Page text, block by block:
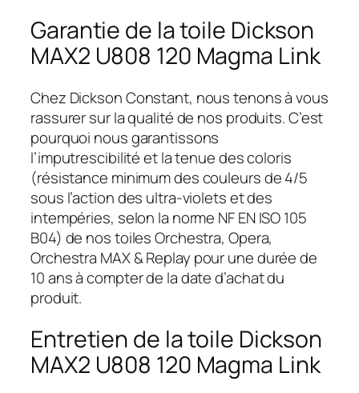
Garantie de la toile Dickson
MAX2 U808 120 Magma Link
Chez Dickson Constant, nous tenons à vous
rassurer sur la qualité de nos produits. C’est
pourquoi nous garantissons
l’imputrescibilité et la tenue des coloris
(résistance minimum des couleurs de 4/5
sous l’action des ultra-violets et des
intempéries, selon la norme NF EN ISO 105
B04) de nos toiles Orchestra, Opera,
Orchestra MAX & Replay pour une durée de
10 ans à compter de la date d’achat du
produit.
Entretien de la toile Dickson
MAX2 U808 120 Magma Link